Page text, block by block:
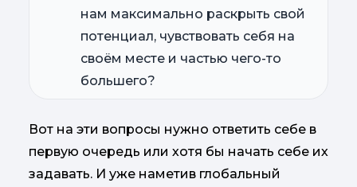
нам максимально раскрыть свой
потенциал, чувствовать себя на
своём месте и частью чего-то
большего?
Вот на эти вопросы нужно ответить себе в
первую очередь или хотя бы начать себе их
задавать. И уже наметив глобальный